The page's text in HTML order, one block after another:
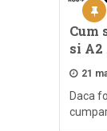
Cum
si A2
21
Daca